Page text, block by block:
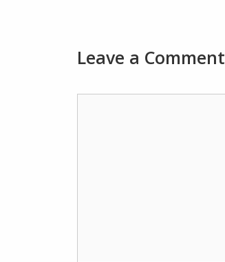
Leave a Comment